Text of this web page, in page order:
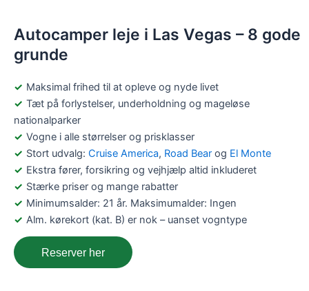
Autocamper leje i Las Vegas – 8 gode
grunde
Maksimal frihed til at opleve og nyde livet
Tæt på forlystelser, underholdning og mageløse
nationalparker
Vogne i alle størrelser og prisklasser
Stort udvalg: Cruise America, Road Bear og El Monte
Ekstra fører, forsikring og vejhjælp altid inkluderet
Stærke priser og mange rabatter
Minimumsalder: 21 år. Maksimumalder: Ingen
Alm. kørekort (kat. B) er nok – uanset vogntype
Reserver her